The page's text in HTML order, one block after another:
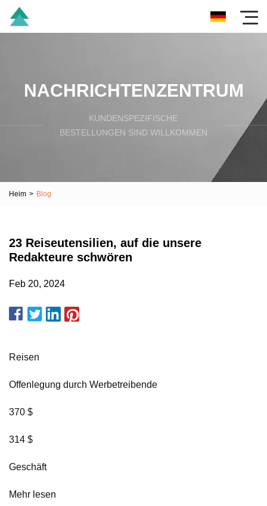
NACHRICHTENZENTRUM
KUNDENSPEZIFISCHE
BESTELLUNGEN SIND WILLKOMMEN
Heim > Blog
23 Reiseutensilien, auf die unsere
Redakteure schwören
Feb 20, 2024
Reisen
Offenlegung durch Werbetreibende
370 $
314 $
Geschäft
Mehr lesen